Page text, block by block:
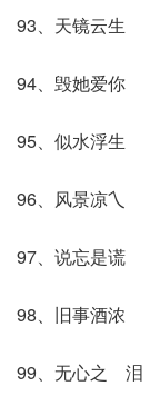
93、天镜云生
94、毁她爱你
95、似水浮生
96、风景凉乀
97、说忘是谎
98、旧事酒浓
99、无心之ゞ泪